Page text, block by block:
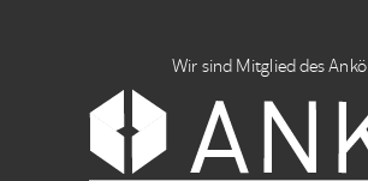
Wir sind Mitglied des Ankö